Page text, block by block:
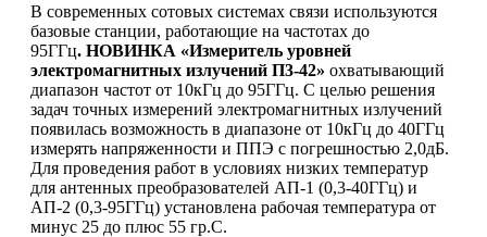
В современных сотовых системах связи используются
базовые станции, работающие на частотах до
95ГГц. НОВИНКА «Измеритель уровней
электромагнитных излучений П3-42» охватывающий
диапазон частот от 10кГц до 95ГГц. С целью решения
задач точных измерений электромагнитных излучений
появилась возможность в диапазоне от 10кГц до 40ГГц
измерять напряженности и ППЭ с погрешностью 2,0дБ.
Для проведения работ в условиях низких температур
для антенных преобразователей АП-1 (0,3-40ГГц) и
АП-2 (0,3-95ГГц) установлена рабочая температура от
минус 25 до плюс 55 гр.С.